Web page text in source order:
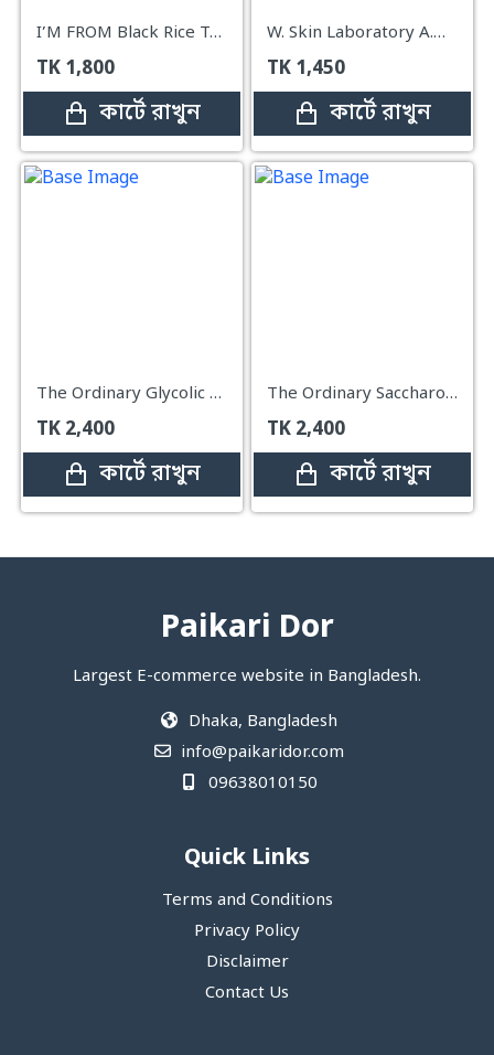
I’M FROM Black Rice Toner 150ml
TK 1,800
কার্টে রাখুন
W. Skin Laboratory A.M Clearing Toner – 250ml
TK 1,450
কার্টে রাখুন
The Ordinary Glycolic Acid 7% Exfoliating Toner – 240ml
TK 2,400
কার্টে রাখুন
The Ordinary Saccharomyces Ferment 30% Milky Toner – 100ml
TK 2,400
কার্টে রাখুন
Paikari Dor
Largest E-commerce website in Bangladesh.
Dhaka, Bangladesh
info@paikaridor.com
09638010150
Quick Links
Terms and Conditions
Privacy Policy
Disclaimer
Contact Us